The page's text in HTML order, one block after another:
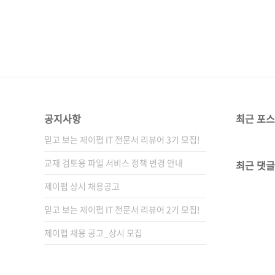
공지사항
믿고 보는 제이펍 IT 전문서 리뷰어 3기 모집!
교재 검토용 파일 서비스 정책 변경 안내
제이펍 상시 채용공고
믿고 보는 제이펍 IT 전문서 리뷰어 2기 모집!
제이펍 채용 공고_상시 모집
최근 포
최근 댓글